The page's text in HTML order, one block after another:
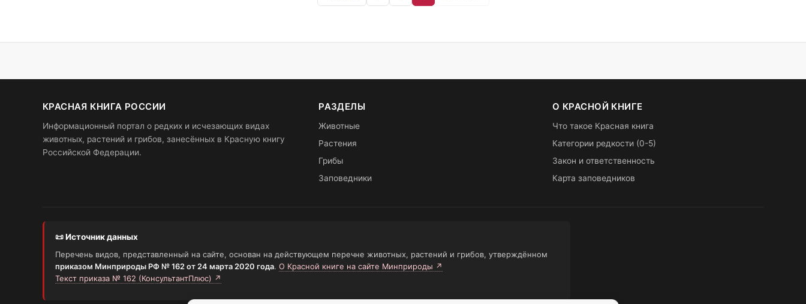
КРАСНАЯ КНИГА РОССИИ
Информационный портал о редких и исчезающих видах
животных, растений и грибов, занесённых в Красную книгу
Российской Федерации.
РАЗДЕЛЫ
Животные
Растения
Грибы
Заповедники
О КРАСНОЙ КНИГЕ
Что такое Красная книга
Категории редкости (0-5)
Закон и ответственность
Карта заповедников
📜 Источник данных
Перечень видов, представленный на сайте, основан на действующем перечне животных, растений и грибов, утверждённом
приказом Минприроды РФ № 162 от 24 марта 2020 года. О Красной книге на сайте Минприроды ↗
Текст приказа № 162 (КонсультантПлюс) ↗